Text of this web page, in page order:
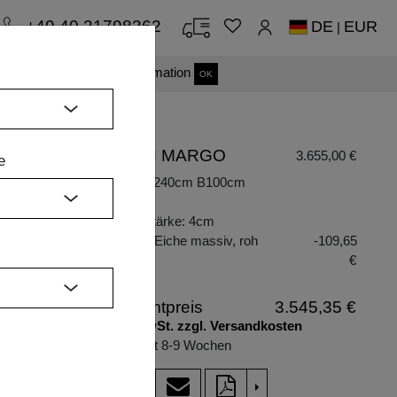
Mehr Information OK
+49 40 31798362 DE | EUR
TISCH MARGO
3.655,00 €
Maße: L240cm B100cm
Plattenstärke: 4cm
Holzart: Eiche massiv, roh
-109,65
€
Gesamtpreis 3.545,35 €
inkl. MwSt. zzgl. Versandkosten
Lieferzeit 8-9 Wochen
>